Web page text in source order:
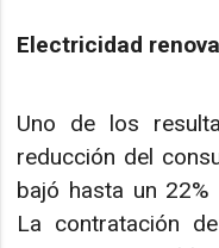
Electricidad
Uno de los
reducción del
bajó hasta un
La contratación